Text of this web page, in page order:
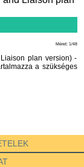
Méret: 1/48
plan version) -
a szükséges